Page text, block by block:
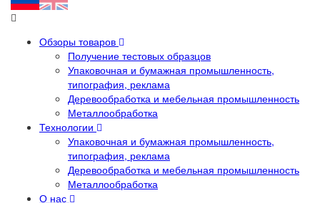
Обзоры товаров
Получение тестовых образцов
Упаковочная и бумажная промышленность,
типография, реклама
Деревообработка и мебельная промышленность
Металлообработка
Технологии
Упаковочная и бумажная промышленность,
типография, реклама
Деревообработка и мебельная промышленность
Металлообработка
О нас